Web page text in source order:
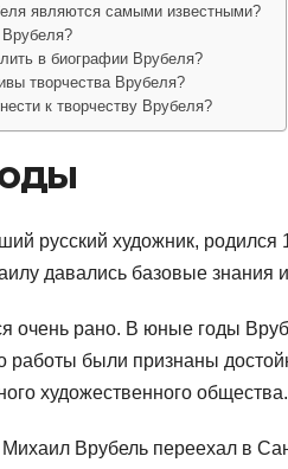
являются самыми известными?
в биографии Врубеля?
творчества Врубеля?
к творчеству Врубеля?
русский художник, родился
давались базовые знания
очень рано. В юные годы
работы были признаны
художественного общества.
Врубель переехал в